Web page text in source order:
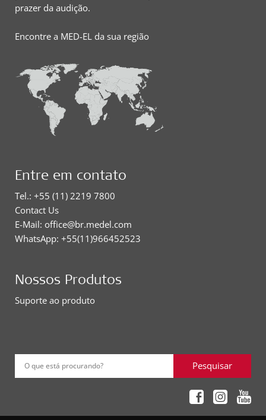
prazer da audição.
Encontre a MED-EL da sua região
Entre em contato
Tel.: +55 (11) 2219 7800
Contact Us
E-Mail: office@br.medel.com
WhatsApp: +55(11)966452523
Nossos Produtos
Suporte ao produto
O que está procurando? Pesquisar